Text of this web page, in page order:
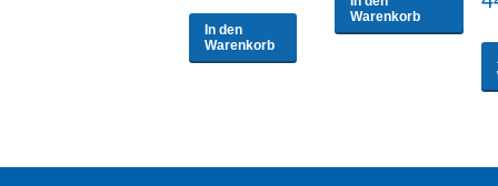
In den
Warenkorb
Warenkorb